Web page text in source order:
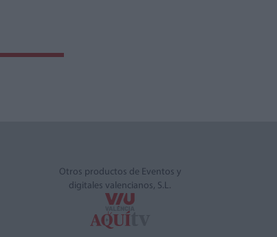
Otros productos de Eventos y
digitales valencianos, S.L.